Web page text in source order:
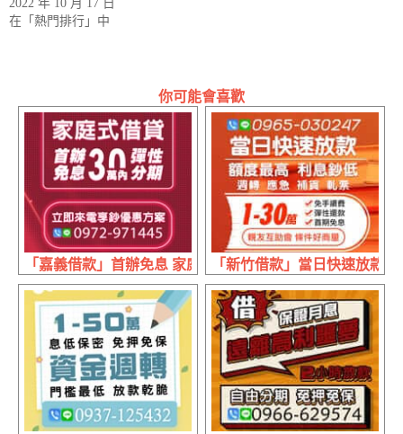
2022 年 10 月 17 日
在「熱門排行」中
你可能會喜歡
「嘉義借款」首辦免息 家庭式借貸 | 30萬內 立即來電享優
「新竹借款」當日快速放款